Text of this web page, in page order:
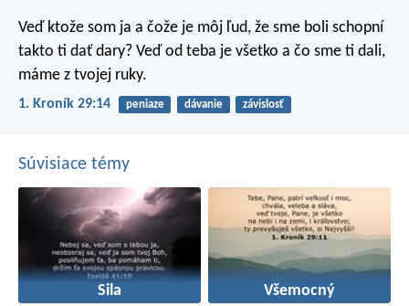
Veď ktože som ja a čože je môj ľud, že sme boli schopní
takto ti dať dary? Veď od teba je všetko a čo sme ti dali,
máme z tvojej ruky.
1. Kroník 29:14 peniaze dávanie závislosť
Súvisiace témy
Sila Všemocný